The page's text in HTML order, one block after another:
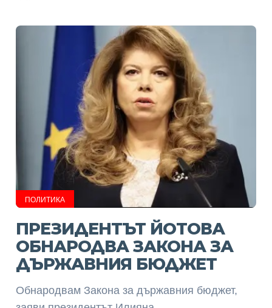
ПОЛИТИКА
ПРЕЗИДЕНТЪТ ЙОТОВА
ОБНАРОДВА ЗАКОНА ЗА
ДЪРЖАВНИЯ БЮДЖЕТ
Обнародвам Закона за държавния бюджет,